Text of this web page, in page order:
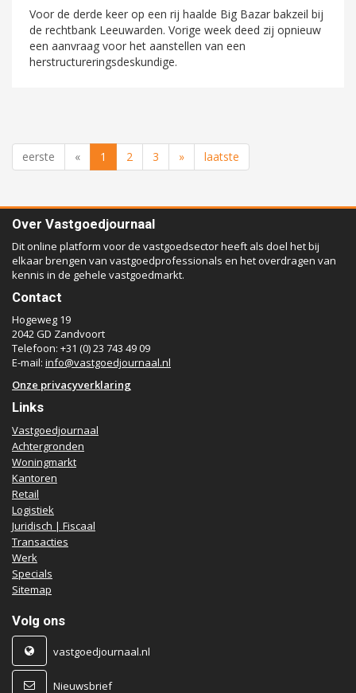
Voor de derde keer op een rij haalde Big Bazar bakzeil bij
de rechtbank Leeuwarden. Vorige week deed zij opnieuw
een aanvraag voor het aanstellen van een
herstructureringsdeskundige.
eerste « 1 2 3 » laatste
Over Vastgoedjournaal
Dit online platform voor de vastgoedsector heeft als doel het bij
elkaar brengen van vastgoedprofessionals en het overdragen van
kennis in de gehele vastgoedmarkt.
Contact
Hogeweg 19
2042 GD Zandvoort
Telefoon: +31 (0) 23 743 49 09
E-mail: info@vastgoedjournaal.nl
Onze privacyverklaring
Links
Vastgoedjournaal
Achtergronden
Woningmarkt
Kantoren
Retail
Logistiek
Juridisch | Fiscaal
Transacties
Werk
Specials
Sitemap
Volg ons
vastgoedjournaal.nl
Nieuwsbrief